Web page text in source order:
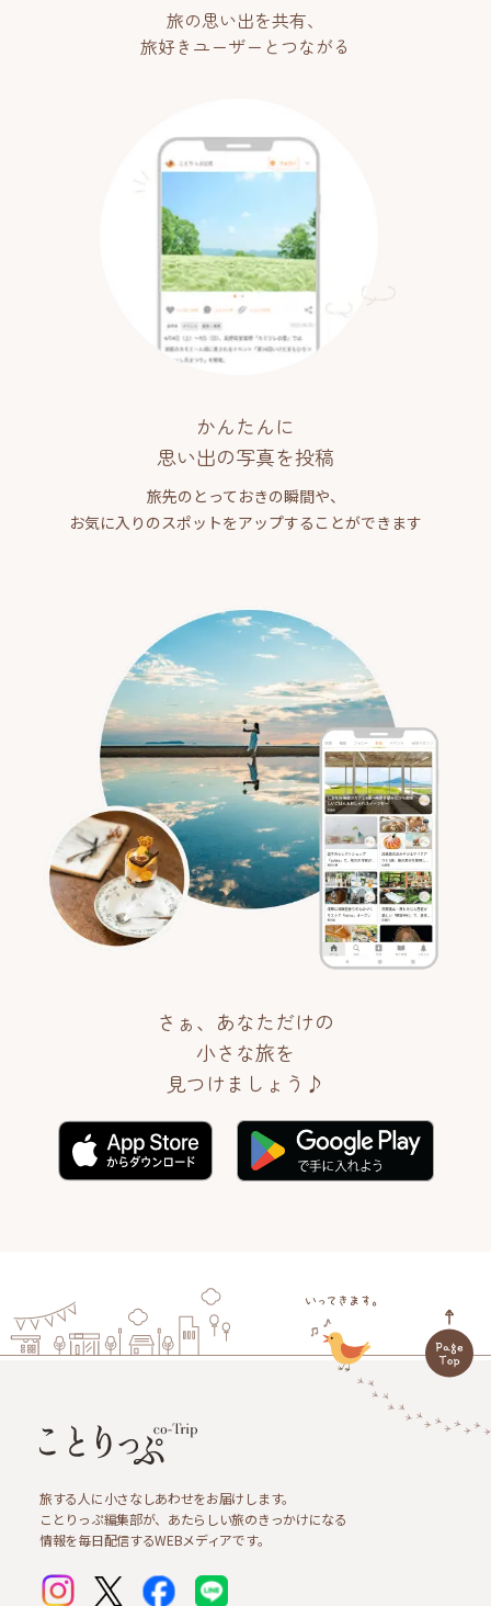
旅の思い出を共有、
旅好きユーザーとつながる
かんたんに
思い出の写真を投稿
旅先のとっておきの瞬間や、
お気に入りのスポットをアップすることができます
さぁ、あなただけの
小さな旅を
見つけましょう♪
旅する人に小さなしあわせをお届けします。
ことりっぷ編集部が、あたらしい旅のきっかけになる
情報を毎日配信するWEBメディアです。